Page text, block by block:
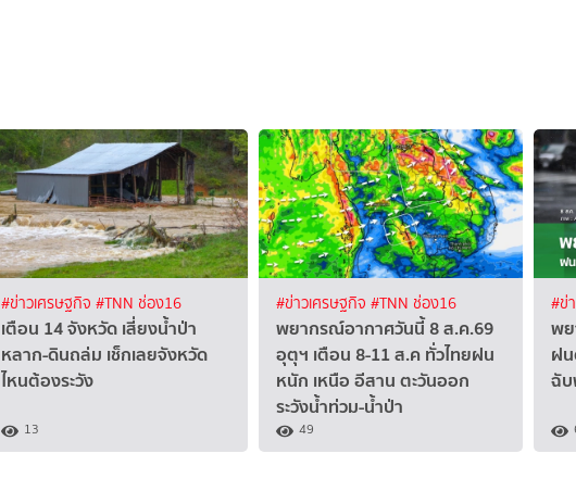
#ข่าวเศรษฐกิจ #TNN ช่อง16
เตือน 14 จังหวัด เสี่ยงน้ำป่า
หลาก-ดินถล่ม เช็กเลยจังหวัด
ไหนต้องระวัง
13
#ข่าวเศรษฐกิจ #TNN ช่อง16
พยากรณ์อากาศวันนี้ 8 ส.ค.69
อุตุฯ เตือน 8-11 ส.ค ทั่วไทยฝน
หนัก เหนือ อีสาน ตะวันออก
ระวังน้ำท่วม-น้ำป่า
49
#ข่
พ
ฝ
ฉั